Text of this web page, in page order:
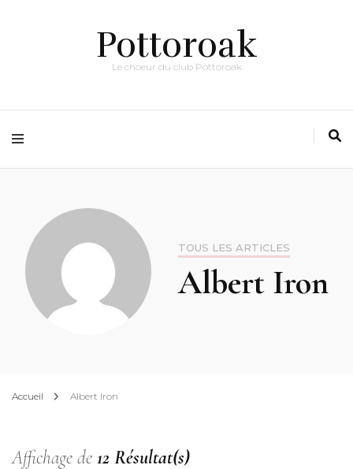
Pottoroak
Le choeur du club Pottoroak
TOUS LES ARTICLES
Albert Iron
Accueil Albert Iron
Affichage de 12 Résultat(s)